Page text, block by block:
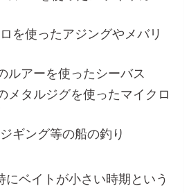
を使ったアジングやメバリ
ルアーを使ったシーバス
メタルジグを使ったマイクロ
ギング等の船の釣り
にベイトが小さい時期という